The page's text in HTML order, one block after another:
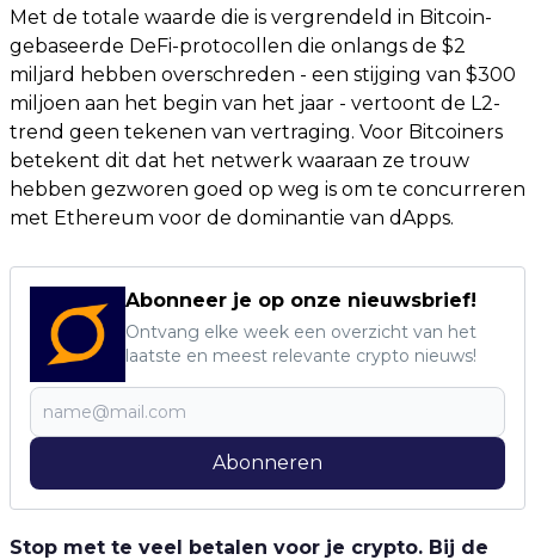
Met de totale waarde die is vergrendeld in Bitcoin-
gebaseerde DeFi-protocollen die onlangs de $2
miljard hebben overschreden - een stijging van $300
miljoen aan het begin van het jaar - vertoont de L2-
trend geen tekenen van vertraging. Voor Bitcoiners
betekent dit dat het netwerk waaraan ze trouw
hebben gezworen goed op weg is om te concurreren
met Ethereum voor de dominantie van dApps.
Abonneer je op onze nieuwsbrief!
Ontvang elke week een overzicht van het
laatste en meest relevante crypto nieuws!
Abonneren
Stop met te veel betalen voor je crypto. Bij de